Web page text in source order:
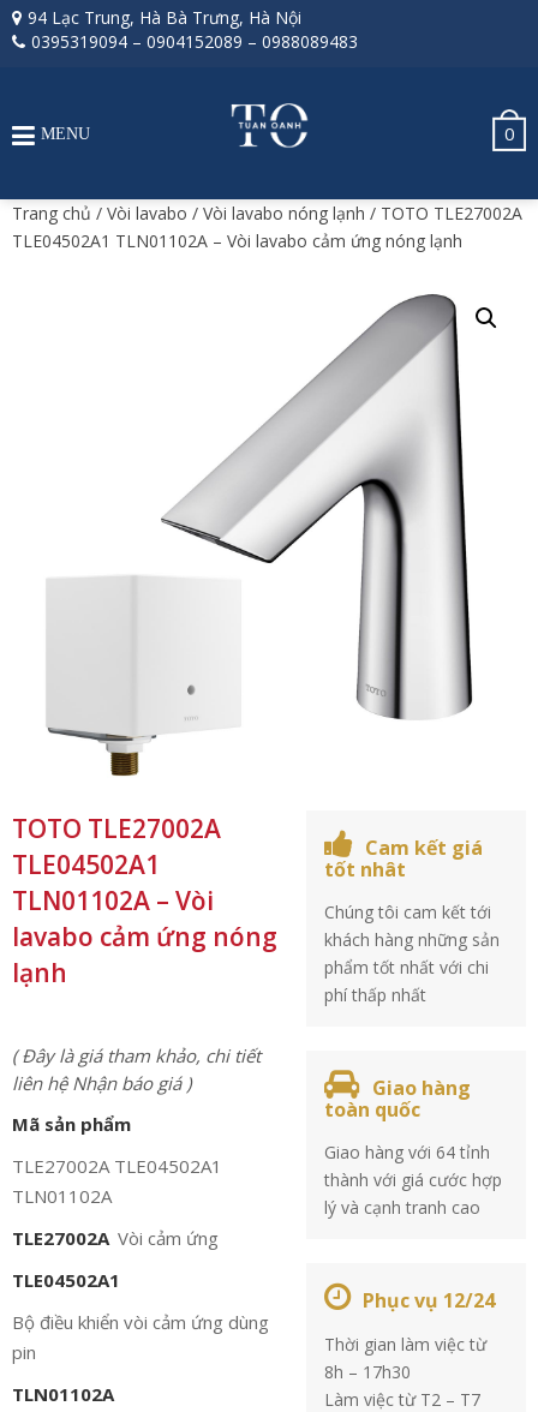
94 Lạc Trung, Hà Bà Trưng, Hà Nội
0395319094 – 0904152089 – 0988089483
0
MENU
Trang chủ / Vòi lavabo / Vòi lavabo nóng lạnh / TOTO TLE27002A
TLE04502A1 TLN01102A – Vòi lavabo cảm ứng nóng lạnh
TOTO TLE27002A
TLE04502A1
TLN01102A – Vòi
lavabo cảm ứng nóng
lạnh
( Đây là giá tham khảo, chi tiết
liên hệ Nhận báo giá )
Mã sản phẩm
TLE27002A TLE04502A1
TLN01102A
TLE27002A Vòi cảm ứng
TLE04502A1
Bộ điều khiển vòi cảm ứng dùng
pin
TLN01102A
Cam kết giá
tốt nhât
Chúng tôi cam kết tới
khách hàng những sản
phẩm tốt nhất với chi
phí thấp nhất
Giao hàng
toàn quốc
Giao hàng với 64 tỉnh
thành với giá cước hợp
lý và cạnh tranh cao
Phục vụ 12/24
Thời gian làm việc từ
8h – 17h30
Làm việc từ T2 – T7